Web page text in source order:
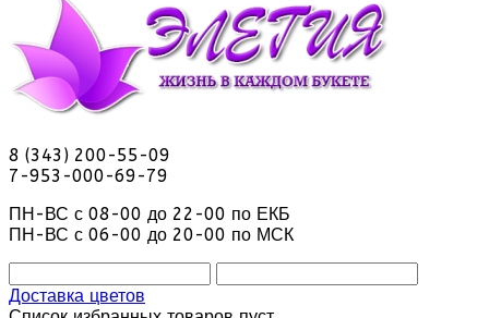
8 (343) 200-55-09
7-953-000-69-79
ПН-ВС с 08-00 до 22-00 по ЕКБ
ПН-ВС с 06-00 до 20-00 по МСК
Доставка цветов